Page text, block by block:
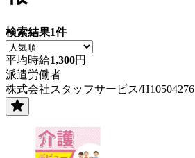
検索結果1件
平均時給1,300円
派遣労働者
株式会社スタッフサービス/H10504276